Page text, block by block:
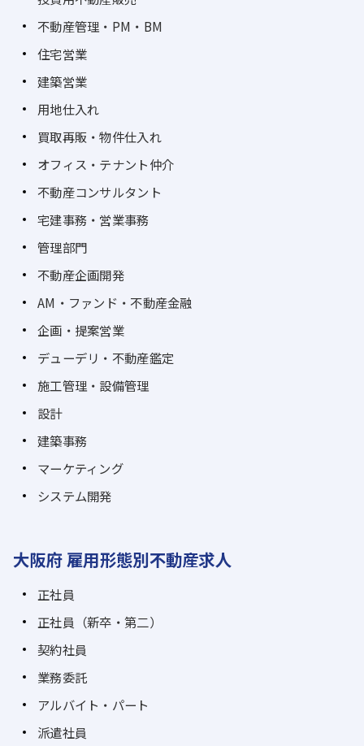
不動産管理・PM・BM
住宅営業
建築営業
用地仕入れ
買取再販・物件仕入れ
オフィス・テナント仲介
不動産コンサルタント
宅建事務・営業事務
管理部門
不動産企画開発
AM・ファンド・不動産金融
企画・提案営業
デューデリ・不動産鑑定
施工管理・設備管理
設計
建築事務
マーケティング
システム開発
大阪府 雇用形態別不動産求人
正社員
正社員（新卒・第二）
契約社員
業務委託
アルバイト・パート
派遣社員